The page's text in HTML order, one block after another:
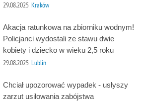
29.08.2025 Kraków
Akacja ratunkowa na zbiorniku wodnym!
Policjanci wydostali ze stawu dwie
kobiety i dziecko w wieku 2,5 roku
29.08.2025 Lublin
Chciał upozorować wypadek - usłyszy
zarzut usiłowania zabójstwa